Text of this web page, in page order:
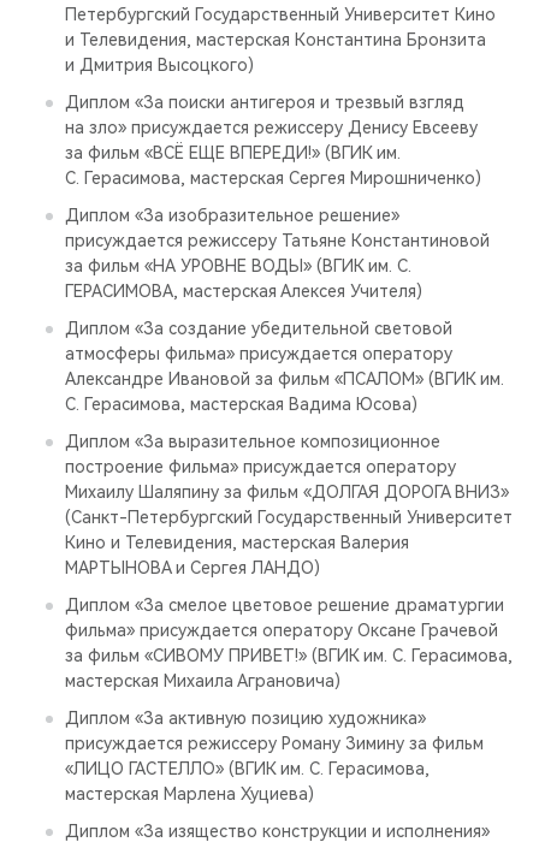
Петербургский Государственный Университет Кино
и Телевидения, мастерская Константина Бронзита
и Дмитрия Высоцкого)
Диплом «За поиски антигероя и трезвый взгляд
на зло» присуждается режиссеру Денису Евсееву
за фильм «ВСЁ ЕЩЕ ВПЕРЕДИ!» (ВГИК им.
С. Герасимова, мастерская Сергея Мирошниченко)
Диплом «За изобразительное решение»
присуждается режиссеру Татьяне Константиновой
за фильм «НА УРОВНЕ ВОДЫ» (ВГИК им. С.
ГЕРАСИМОВА, мастерская Алексея Учителя)
Диплом «За создание убедительной световой
атмосферы фильма» присуждается оператору
Александре Ивановой за фильм «ПСАЛОМ» (ВГИК им.
С. Герасимова, мастерская Вадима Юсова)
Диплом «За выразительное композиционное
построение фильма» присуждается оператору
Михаилу Шаляпину за фильм «ДОЛГАЯ ДОРОГА ВНИЗ»
(Санкт-Петербургский Государственный Университет
Кино и Телевидения, мастерская Валерия
МАРТЫНОВА и Сергея ЛАНДО)
Диплом «За смелое цветовое решение драматургии
фильма» присуждается оператору Оксане Грачевой
за фильм «СИВОМУ ПРИВЕТ!» (ВГИК им. С. Герасимова,
мастерская Михаила Аграновича)
Диплом «За активную позицию художника»
присуждается режиссеру Роману Зимину за фильм
«ЛИЦО ГАСТЕЛЛО» (ВГИК им. С. Герасимова,
мастерская Марлена Хуциева)
Диплом «За изящество конструкции и исполнения»